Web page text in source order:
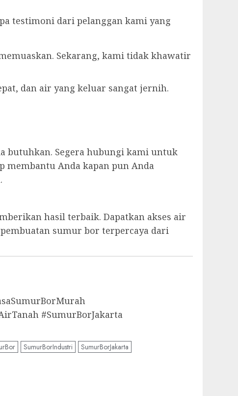
testimoni dari pelanggan kami yang
Sekarang, kami tidak khawatir
dan air yang keluar sangat jernih.
butuhkan. Segera hubungi kami untuk
Anda kapan pun Anda
hasil terbaik. Dapatkan akses air
sumur bor terpercaya dari
#SumurBorJakarta
SumurBorIndustri
SumurBorJakarta